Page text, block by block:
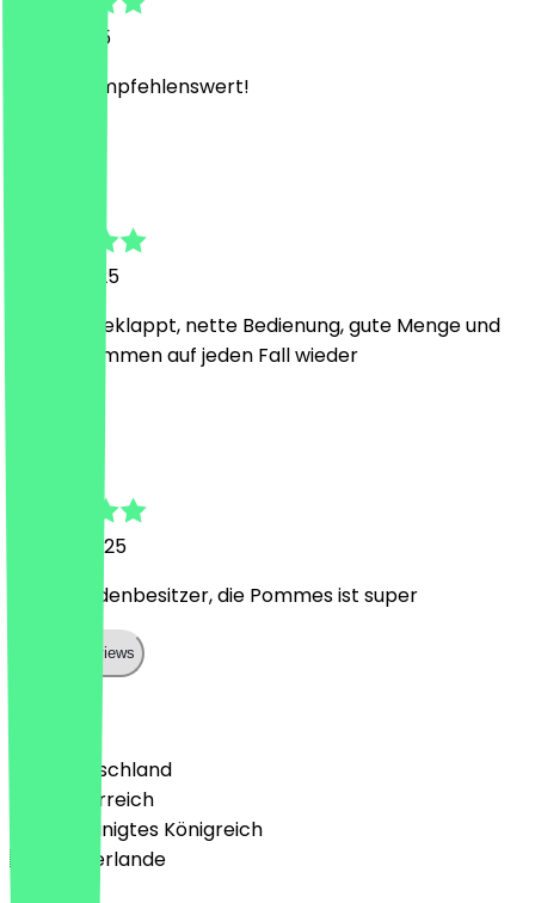
1. Juni 2025
Absolut empfehlenswert!
14. Mai 2025
bestens geklappt, nette Bedienung, gute Menge und
lecker. kommen auf jeden Fall wieder
11. März 2025
Netter Ladenbesitzer, die Pommes ist super
Show all reviews
🇩🇪 Deutschland
🇦🇹 Österreich
🇬🇧 Vereinigtes Königreich
🇳🇱 Niederlande